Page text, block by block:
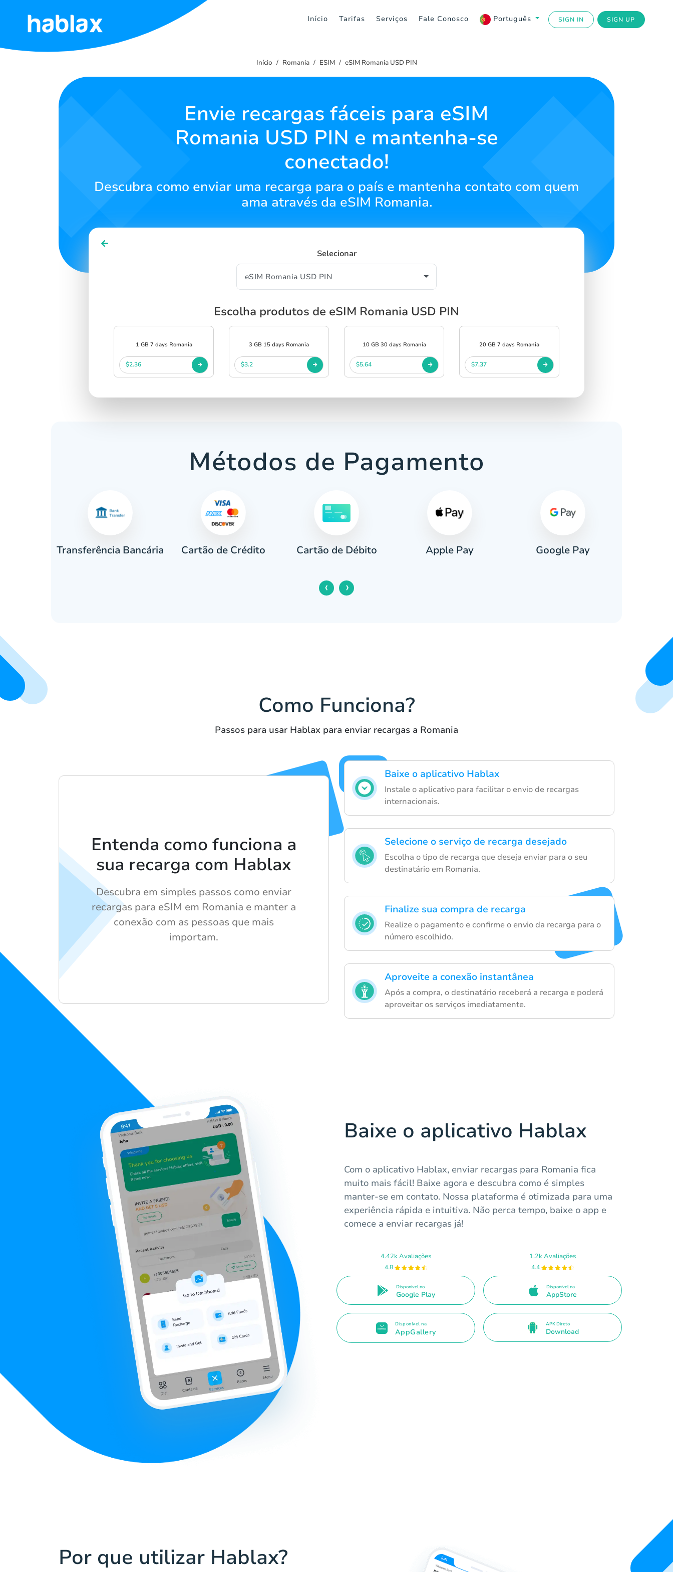
Início Tarifas Serviços Fale Conosco Português SIGN IN SIGN UP
Início
Início Romania ESIM eSIM Romania USD PIN
Envie recargas fáceis para eSIM
Romania USD PIN e mantenha-se
conectado!
Descubra como enviar uma recarga para o país e mantenha contato com quem
ama através da eSIM Romania.
Selecionar
Escolha produtos de eSIM Romania USD PIN
1 GB 7 days Romania
$2.36
3 GB 15 days Romania
$3.2
10 GB 30 days Romania
$5.64
20 GB 7 days Romania
$7.37
Métodos de Pagamento
Transferência Bancária Cartão de Crédito Cartão de Débito Apple Pay Google Pay
‹ ›
Como Funciona?
Passos para usar Hablax para enviar recargas a Romania
Baixe o aplicativo Hablax
Instale o aplicativo para facilitar o envio de recargas
internacionais.
Selecione o serviço de recarga desejado
Escolha o tipo de recarga que deseja enviar para o seu
destinatário em Romania.
Finalize sua compra de recarga
Realize o pagamento e confirme o envio da recarga para o
número escolhido.
Aproveite a conexão instantânea
Após a compra, o destinatário receberá a recarga e poderá
aproveitar os serviços imediatamente.
Entenda como funciona a
sua recarga com Hablax
Descubra em simples passos como enviar
recargas para eSIM em Romania e manter a
conexão com as pessoas que mais
importam.
Baixe o aplicativo Hablax
Com o aplicativo Hablax, enviar recargas para Romania fica
muito mais fácil! Baixe agora e descubra como é simples
manter-se em contato. Nossa plataforma é otimizada para uma
experiência rápida e intuitiva. Não perca tempo, baixe o app e
comece a enviar recargas já!
4.42k Avaliações
4.8
Disponível no
Google Play
1.2k Avaliações
4.4
Disponível na
AppStore
Disponível na
AppGallery
APK Direto
Download
Por que utilizar Hablax?